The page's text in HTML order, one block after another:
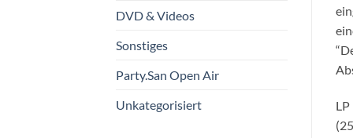
DVD & Videos
Sonstiges
Party.San Open Air
Unkategorisiert